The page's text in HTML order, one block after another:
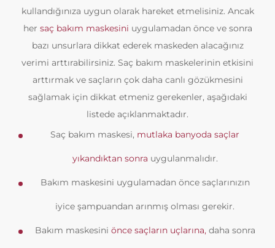
kullandığınıza uygun olarak hareket etmelisiniz. Ancak
her saç bakım maskesini uygulamadan önce ve sonra
bazı unsurlara dikkat ederek maskeden alacağınız
verimi arttırabilirsiniz. Saç bakım maskelerinin etkisini
arttırmak ve saçların çok daha canlı gözükmesini
sağlamak için dikkat etmeniz gerekenler, aşağıdaki
listede açıklanmaktadır.
Saç bakım maskesi, mutlaka banyoda saçlar
yıkandıktan sonra uygulanmalıdır.
Bakım maskesini uygulamadan önce saçlarınızın
iyice şampuandan arınmış olması gerekir.
Bakım maskesini önce saçların uçlarına,daha sonra